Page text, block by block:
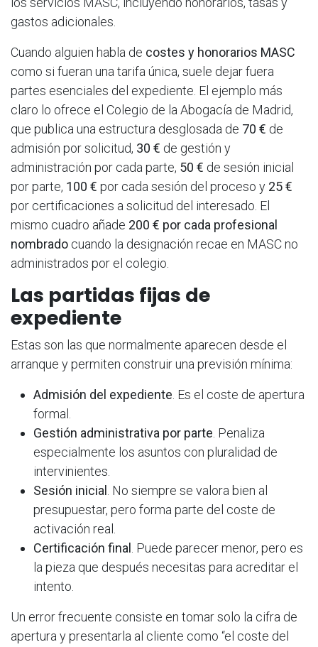
Cuando alguien habla de costes y honorarios MASC
como si fueran una tarifa única, suele dejar fuera
partes esenciales del expediente. El ejemplo más
claro lo ofrece el Colegio de la Abogacía de Madrid,
que publica una estructura desglosada de 70 € de
admisión por solicitud, 30 € de gestión y
administración por cada parte, 50 € de sesión inicial
por parte, 100 € por cada sesión del proceso y 25 €
por certificaciones a solicitud del interesado. El
mismo cuadro añade 200 € por cada profesional
nombrado cuando la designación recae en MASC no
administrados por el colegio.
Las partidas fijas de
expediente
Estas son las que normalmente aparecen desde el
arranque y permiten construir una previsión mínima:
Admisión del expediente. Es el coste de apertura
formal.
Gestión administrativa por parte. Penaliza
especialmente los asuntos con pluralidad de
intervinientes.
Sesión inicial . No siempre se valora bien al
presupuestar, pero forma parte del coste de
activación real.
Certificación final . Puede parecer menor, pero es
la pieza que después necesitas para acreditar el
intento.
Un error frecuente consiste en tomar solo la cifra de
apertura y presentarla al cliente como “el coste del